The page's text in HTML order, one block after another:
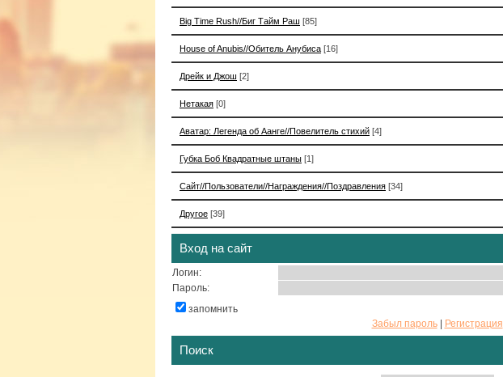
Big Time Rush//Биг Тайм Раш [85]
House of Anubis//Обитель Анубиса [16]
Дрейк и Джош [2]
Нетакая [0]
Аватар: Легенда об Аанге//Повелитель стихий [4]
Губка Боб Квадратные штаны [1]
Сайт//Пользователи//Награждения//Поздравления [34]
Другое [39]
Вход на сайт
Логин:
Пароль:
запомнить
Забыл пароль| Регистрация
Поиск